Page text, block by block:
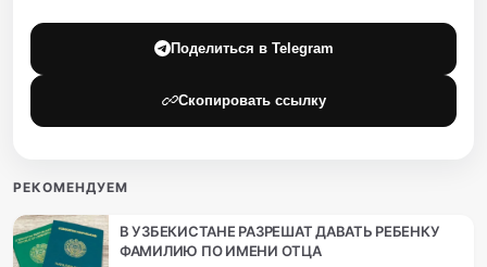
Поделиться в Telegram
Скопировать ссылку
РЕКОМЕНДУЕМ
В УЗБЕКИСТАНЕ РАЗРЕШАТ ДАВАТЬ РЕБЕНКУ
ФАМИЛИЮ ПО ИМЕНИ ОТЦА